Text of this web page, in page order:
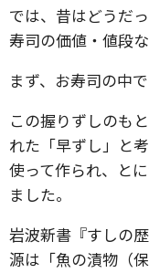
では、昔はどうだ
寿司の価値・値段
まず、お寿司の中
この握りずしのも
れた「早ずし」と
使って作られ、と
ました。
岩波新書『すしの
源は「魚の漬物（